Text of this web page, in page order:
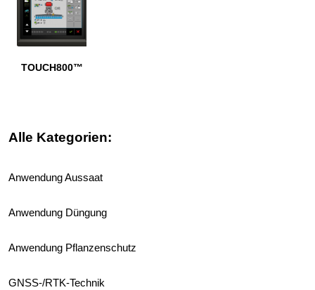
TOUCH800™
Alle Kategorien:
Anwendung Aussaat
Anwendung Düngung
Anwendung Pflanzenschutz
GNSS-/RTK-Technik